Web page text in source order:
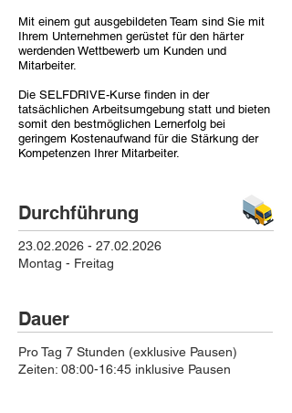
Mit einem gut ausgebildeten Team sind Sie mit
Ihrem Unternehmen gerüstet für den härter
werdenden Wettbewerb um Kunden und
Mitarbeiter.
Die SELFDRIVE-Kurse finden in der
tatsächlichen Arbeitsumgebung statt und bieten
somit den bestmöglichen Lernerfolg bei
geringem Kostenaufwand für die Stärkung der
Kompetenzen Ihrer Mitarbeiter.
Durchführung
23.02.2026 - 27.02.2026
Montag - Freitag
Dauer
Pro Tag 7 Stunden (exklusive Pausen)
Zeiten: 08:00-16:45 inklusive Pausen